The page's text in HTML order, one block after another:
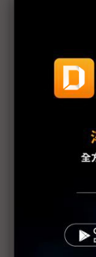
三星勞資暫
評析：三星
三星最新勞
【漫圖秒懂
躲過三星罷